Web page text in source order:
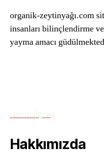
organik-zeytinyağı.com
insanları bilinçlendirme
yayma amacı
slot mahjong
Hakkımızda